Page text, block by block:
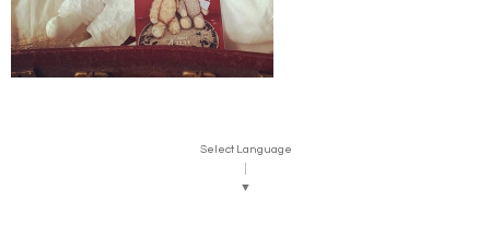
Select Language
▼